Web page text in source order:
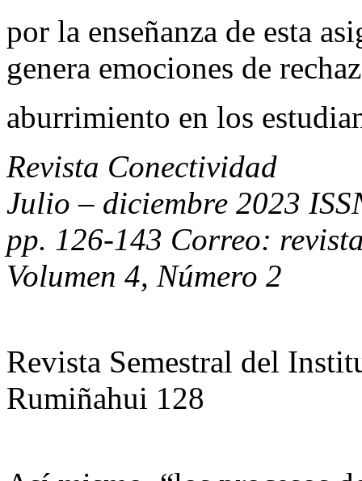
por la enseñanza de esta
genera emociones de
aburrimiento en los
Revista Conectividad
Julio – diciembre 2023
pp. 126-143 Correo:
Volumen 4, Número 2
Revista Semestral del
Rumiñahui 128